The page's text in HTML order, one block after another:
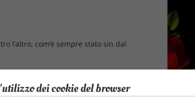
l’altro, com’è sempre stato sin dal
dei cookie del browser